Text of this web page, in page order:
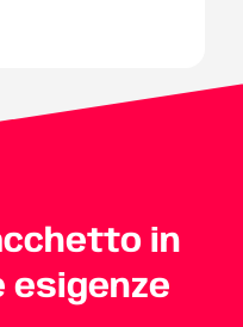
in
esigenze